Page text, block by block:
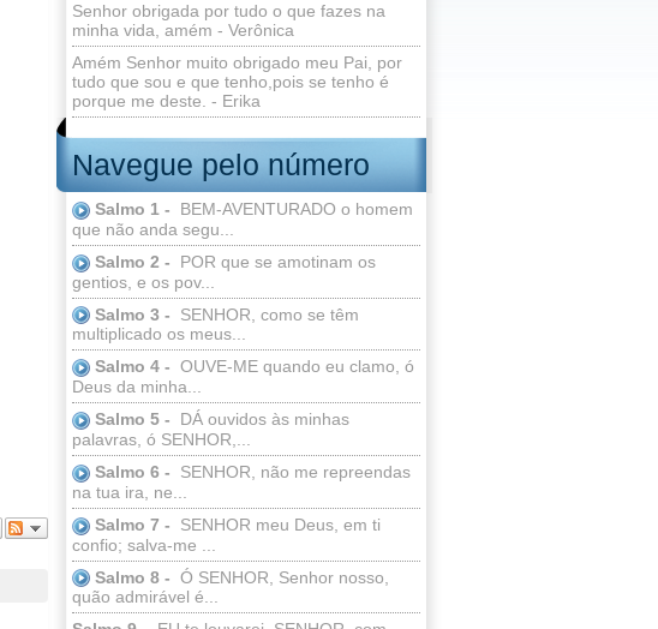
Senhor obrigada por tudo o que fazes na
minha vida, amém - Verônica
Amém Senhor muito obrigado meu Pai, por
tudo que sou e que tenho,pois se tenho é
porque me deste. - Erika
Navegue pelo número
Salmo 1 -
BEM-AVENTURADO o homem
que não anda segu...
Salmo 2 -
POR que se amotinam os
gentios, e os pov...
Salmo 3 -
SENHOR, como se têm
multiplicado os meus...
Salmo 4 - OUVE-ME quando eu clamo, ó
Deus da minha...
Salmo 5 -
DÁ ouvidos às minhas
palavras, ó SENHOR,...
Salmo 6 -
SENHOR, não me repreendas
na tua ira, ne...
Salmo 7 -
SENHOR meu Deus, em ti
confio; salva-me ...
Salmo 8 - Ó SENHOR, Senhor nosso,
quão admirável é...